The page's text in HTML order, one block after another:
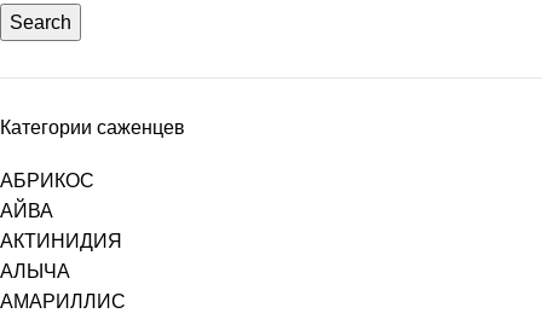
Search
Категории саженцев
АБРИКОС
АЙВА
АКТИНИДИЯ
АЛЫЧА
АМАРИЛЛИС